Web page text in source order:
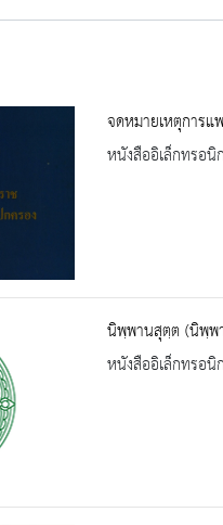
จดหมายเหตุการแ
หนังสืออิเล็กทรอนิ
นิพฺพานสุตฺต (นิพฺ
หนังสืออิเล็กทรอนิ